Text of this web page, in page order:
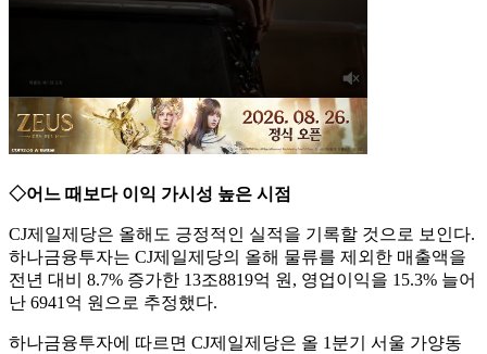
◇어느 때보다 이익 가시성 높은 시점
CJ제일제당은 올해도 긍정적인 실적을 기록할 것으로 보인다.
하나금융투자는 CJ제일제당의 올해 물류를 제외한 매출액을
전년 대비 8.7% 증가한 13조8819억 원, 영업이익을 15.3% 늘어
난 6941억 원으로 추정했다.
하나금융투자에 따르면 CJ제일제당은 올 1분기 서울 가양동